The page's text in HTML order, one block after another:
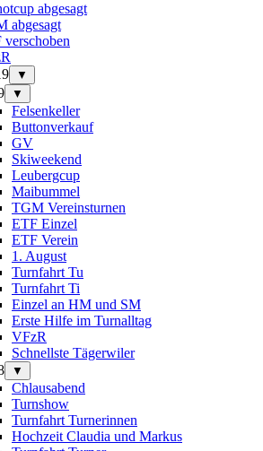
abgesagt
abgesagt
verschoben
▼
▼
Felsenkeller
Buttonverkauf
GV
Skiweekend
Leubergcup
Maibummel
TGM Vereinsturnen
ETF Einzel
ETF Verein
1. August
Turnfahrt Tu
Turnfahrt Ti
Einzel an HM und SM
Erste Hilfe im Turnalltag
VFzR
Schnellste Tägerwiler
▼
Chlausabend
Turnshow
Turnfahrt Turnerinnen
Hochzeit Claudia und Markus